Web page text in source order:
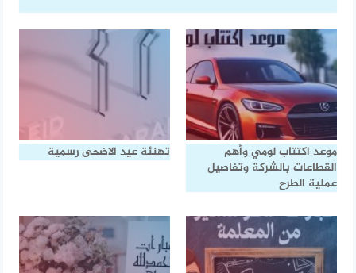
موعد اكتتاب لومي وأهم
القطاعات بالشركة وتفاصيل
عملية الطرح
تهنئة عيد الاضحى رسمية